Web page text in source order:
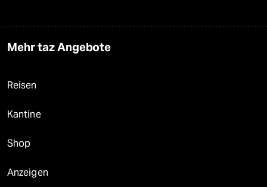
Mehr taz Angebote
Reisen
Kantine
Shop
Anzeigen